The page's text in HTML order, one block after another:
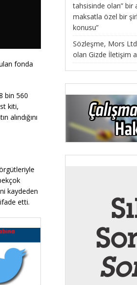
fonda
bin 560
kiti,
kaydeden
ifade etti.
tahsisinde olan” bir
maksatla özel bir
konusu”
Sözleşme, Mors
olan Gizde İletişim